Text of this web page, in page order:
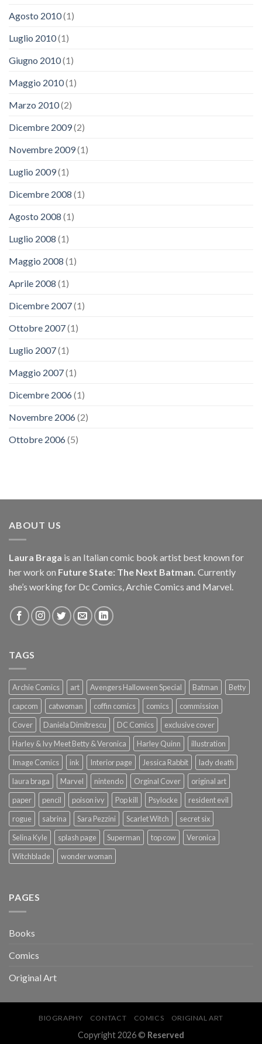
Agosto 2010(1)
Luglio 2010(1)
Giugno 2010(1)
Maggio 2010(1)
Marzo 2010(2)
Dicembre 2009(2)
Novembre 2009(1)
Luglio 2009(1)
Dicembre 2008 (1)
Agosto 2008 (1)
Luglio 2008 (1)
Maggio 2008 (1)
Aprile 2008 (1)
Dicembre 2007(1)
Ottobre 2007(1)
Luglio 2007(1)
Maggio 2007(1)
Dicembre 2006(1)
Novembre 2006(2)
Ottobre 2006(5)
ABOUT US
Laura Braga is an Italian comic book artist best known for
her work on Future State: The Next Batman. Currently
she’s working for Dc Comics, Archie Comics and Marvel.
TAGS
Archie Comics art Avengers Halloween Special Batman
Betty
capcom
catwoman coffin comics comics
commission
Cover
Daniela Dimitrescu DC Comics
exclusive cover
Harley & Ivy Meet Betty & Veronica
Harley Quinn
illustration
Image Comics
ink Interior page Jessica Rabbit
lady death
laura braga
Marvel nintendo Orginal Cover
original art
paper
pencil poison ivy Pop kill Psylocke
resident evil
rogue
sabrina Sara Pezzini Scarlet Witch
secret six
Selina Kyle
splash page Superman top cow
Veronica
Witchblade
wonder woman
PAGES
Books
Comics
Original Art
BIOGRAPHY CONTACT COMICS ORIGINAL ART
Copyright 2026 © Reserved